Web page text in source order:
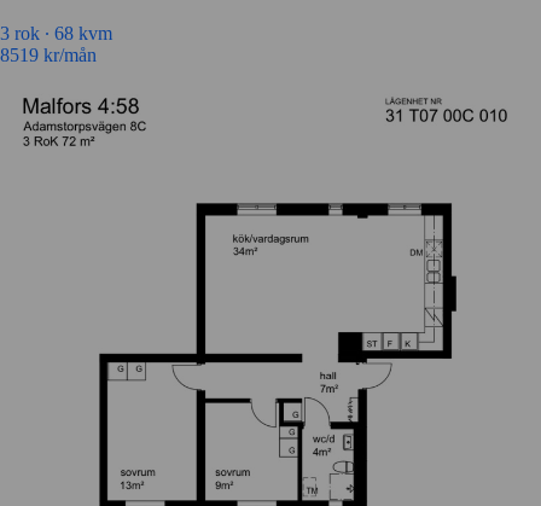
3 rok ∙ 68 kvm
8519 kr/mån